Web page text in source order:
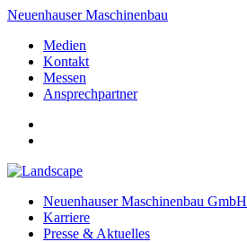
Neuenhauser Maschinenbau
Medien
Kontakt
Messen
Ansprechpartner
Neuenhauser Maschinenbau GmbH
Karriere
Presse & Aktuelles